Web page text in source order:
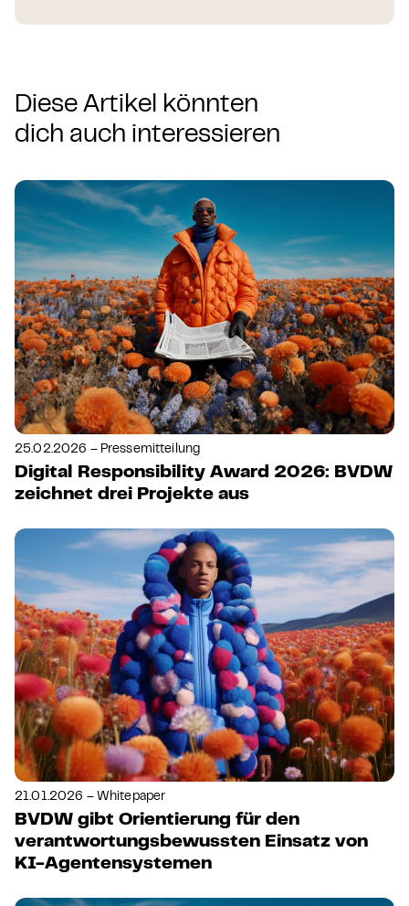
Diese Artikel könnten
dich auch interessieren
25.02.2026 – Pressemitteilung
Digital Responsibility Award 2026: BVDW
zeichnet drei Projekte aus
21.01.2026 – Whitepaper
BVDW gibt Orientierung für den
verantwortungsbewussten Einsatz von
KI-Agentensystemen